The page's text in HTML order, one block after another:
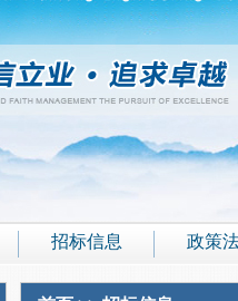
招标信息 政策